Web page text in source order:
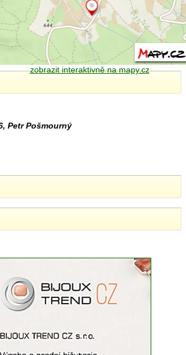
zobrazit interaktivně na mapy.cz
Petr Pošmourný